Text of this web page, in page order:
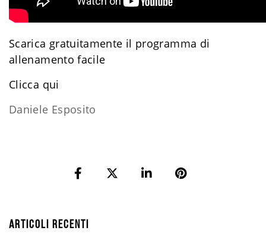
Scarica gratuitamente il programma di
allenamento facile
​Clicca qui
Daniele Esposito
ARTICOLI RECENTI